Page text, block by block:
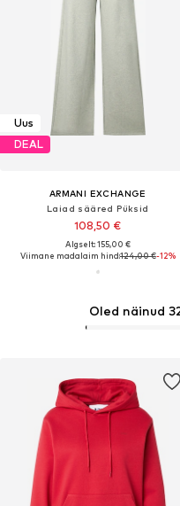
Uus
DEAL
ARMANI EXCHANGE
Laiad sääred Püksid
108,50 €
Algselt: 155,00 €
Viimane madalaim hind:124,00 €-12%
Oled näinud